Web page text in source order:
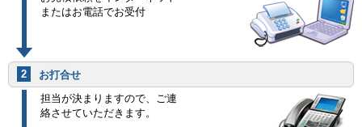
またはお電話でお受付
2
お打合せ
担当が決まりますので、ご連
絡させていただきます。